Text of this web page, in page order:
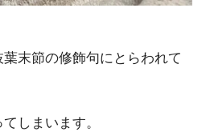
末節の修飾句にとらわれて
しまいます。